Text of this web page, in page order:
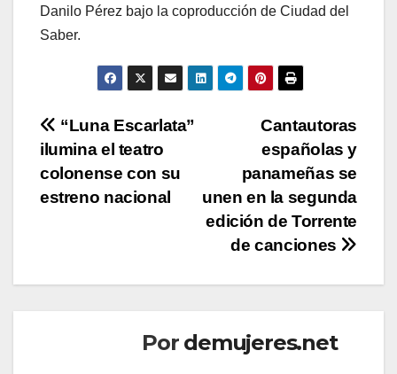
Danilo Pérez bajo la coproducción de Ciudad del
Saber.
Navegación
de
entradas
Cantautoras
españolas y
panameñas se
unen en la segunda
edición de Torrente
de canciones
“Luna Escarlata”
ilumina el teatro
colonense con su
estreno nacional
Por demujeres.net